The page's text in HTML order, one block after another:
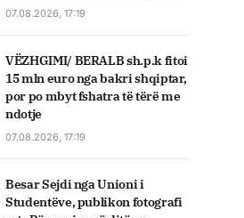
07.08.2026, 17:19
VËZHGIMI/ BERALB sh.p.k fitoi
15 mln euro nga bakri shqiptar,
por po mbyt fshatra të tërë me
ndotje
07.08.2026, 17:19
Besar Sejdi nga Unioni i
Studentëve, publikon fotografi